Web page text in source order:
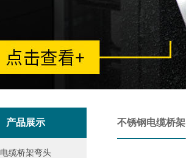
产品展示
电缆桥架弯头
不锈钢电缆桥架